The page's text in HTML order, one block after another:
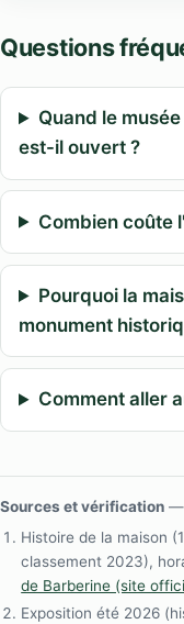
Questions
Quand le
est-il ouvert ?
Combien coûte
Pourquoi la
monument
Comment aller
Sources et vérification —
Histoire de la maison
classement 2023),
de Barberine (site
Exposition été 2026